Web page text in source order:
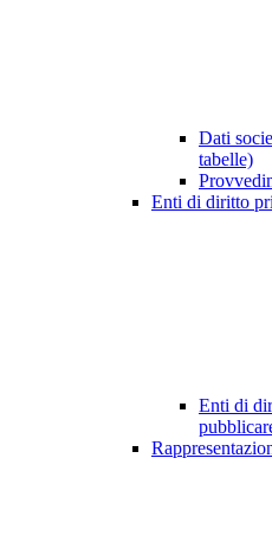
Dati
tabelle)
Enti di diritto
Enti di